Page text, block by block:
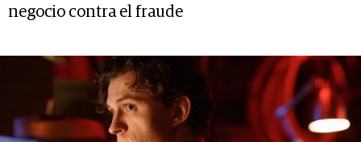
negocio contra el fraude